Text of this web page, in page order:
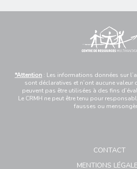
*Attention : Les informations données sur
sont déclaratives et n’ont aucune valeur
peuvent pas être utilisées à des fins
Le CRMH ne peut être tenu pour
fausses ou
CONTACT
MENTIONS